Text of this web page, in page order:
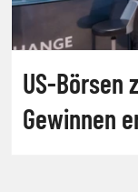
US-Börsen
Gewinnen